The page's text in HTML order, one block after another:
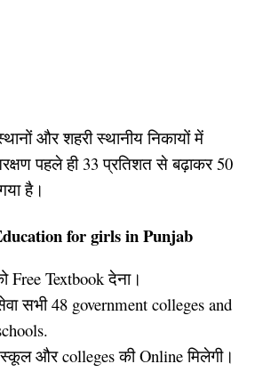
और शहरी स्थानीय निकायों में
पहले ही 33 प्रतिशत से बढ़ाकर 50
है।
for girls in Punjab
Free Textbook देना।
सभी 48 government colleges and
और colleges की Online मिलेगी।